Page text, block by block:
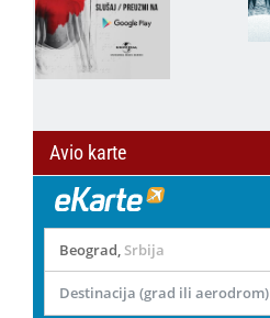
Avio karte
Beograd, Srbija
Destinacija (grad ili aerodrom)